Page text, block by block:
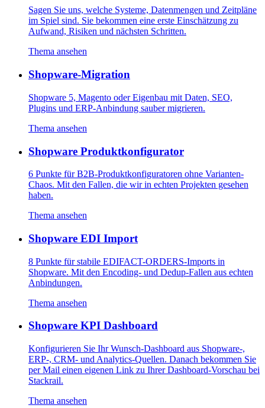
Sagen Sie uns, welche Systeme, Datenmengen und Zeitpläne
im Spiel sind. Sie bekommen eine erste Einschätzung zu
Aufwand, Risiken und nächsten Schritten.
Thema ansehen
Shopware-Migration
Shopware 5, Magento oder Eigenbau mit Daten, SEO,
Plugins und ERP-Anbindung sauber migrieren.
Thema ansehen
Shopware Produktkonfigurator
6 Punkte für B2B-Produktkonfiguratoren ohne Varianten-
Chaos. Mit den Fallen, die wir in echten Projekten gesehen
haben.
Thema ansehen
Shopware EDI Import
8 Punkte für stabile EDIFACT-ORDERS-Imports in
Shopware. Mit den Encoding- und Dedup-Fallen aus echten
Anbindungen.
Thema ansehen
Shopware KPI Dashboard
Konfigurieren Sie Ihr Wunsch-Dashboard aus Shopware-,
ERP-, CRM- und Analytics-Quellen. Danach bekommen Sie
per Mail einen eigenen Link zu Ihrer Dashboard-Vorschau bei
Stackrail.
Thema ansehen